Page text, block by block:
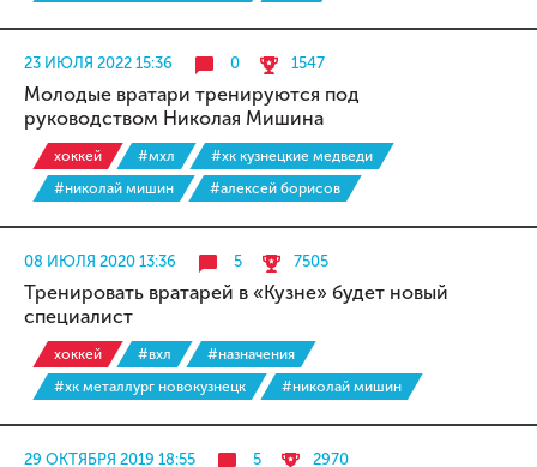
23 ИЮЛЯ 2022 15:36 0 1547
Молодые вратари тренируются под
руководством Николая Мишина
хоккей #мхл
#хк кузнецкие медведи
#николай мишин
#алексей борисов
08 ИЮЛЯ 2020 13:36 5 7505
Тренировать вратарей в «Кузне» будет новый
специалист
хоккей #вхл
#назначения
#хк металлург новокузнецк
#николай мишин
29 ОКТЯБРЯ 2019 18:55 5 2970